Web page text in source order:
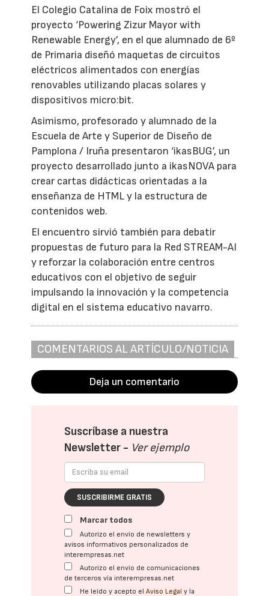
El Colegio Catalina de Foix mostró el
proyecto ‘Powering Zizur Mayor with
Renewable Energy’, en el que alumnado de 6º
de Primaria diseñó maquetas de circuitos
eléctricos alimentados con energías
renovables utilizando placas solares y
dispositivos micro:bit.
Asimismo, profesorado y alumnado de la
Escuela de Arte y Superior de Diseño de
Pamplona / Iruña presentaron ‘ikasBUG’, un
proyecto desarrollado junto a ikasNOVA para
crear cartas didácticas orientadas a la
enseñanza de HTML y la estructura de
contenidos web.
El encuentro sirvió también para debatir
propuestas de futuro para la Red STREAM-AI
y reforzar la colaboración entre centros
educativos con el objetivo de seguir
impulsando la innovación y la competencia
digital en el sistema educativo navarro.
COMENTARIOS AL ARTÍCULO/NOTICIA
Deja un comentario
Suscríbase a nuestra
Newsletter - Ver ejemplo
SUSCRIBIRME GRATIS
Marcar todos
Autorizo el envío de newsletters y
avisos informativos personalizados de
interempresas.net
Autorizo el envío de comunicaciones
de terceros vía interempresas.net
He leído y acepto elAviso Legal y la